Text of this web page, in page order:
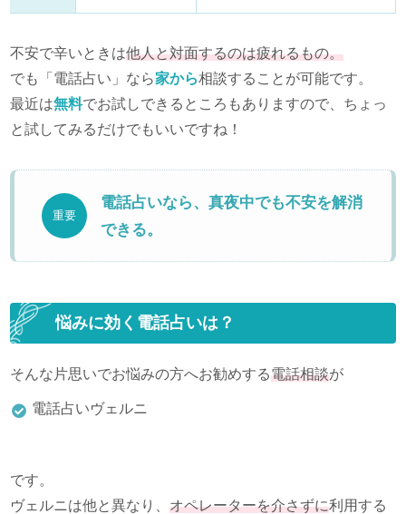
不安で辛いときは他人と対面するのは疲れるもの。
でも「電話占い」なら家から相談することが可能です。
最近は無料でお試しできるところもありますので、ちょっ
と試してみるだけでもいいですね！
重要
電話占いなら、真夜中でも不安を解消
できる。
悩みに効く電話占いは？
そんな片思いでお悩みの方へお勧めする電話相談が
電話占いヴェルニ
です。
ヴェルニは他と異なり、 オペレーターを介さずに利用する